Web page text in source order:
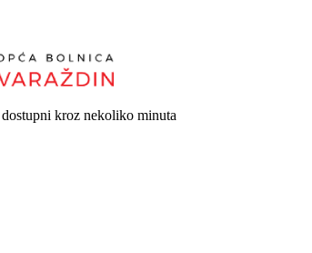
kroz nekoliko minuta